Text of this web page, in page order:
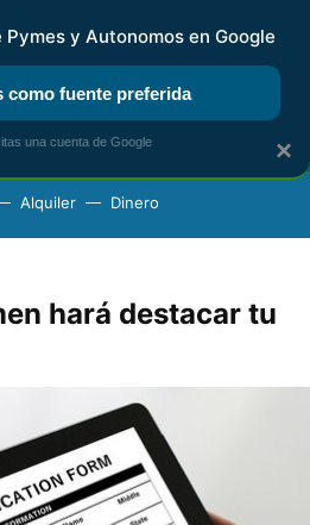
KIT DIGITAL RENTA
Alquiler Dinero
hará destacar tu
×
y Autonomos en Google
como fuente preferida
una cuenta de Google